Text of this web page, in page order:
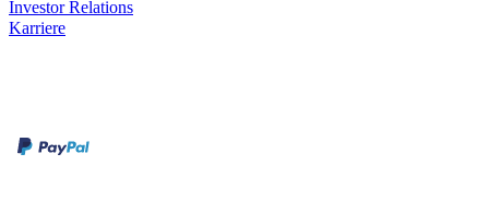
Investor Relations
Karriere